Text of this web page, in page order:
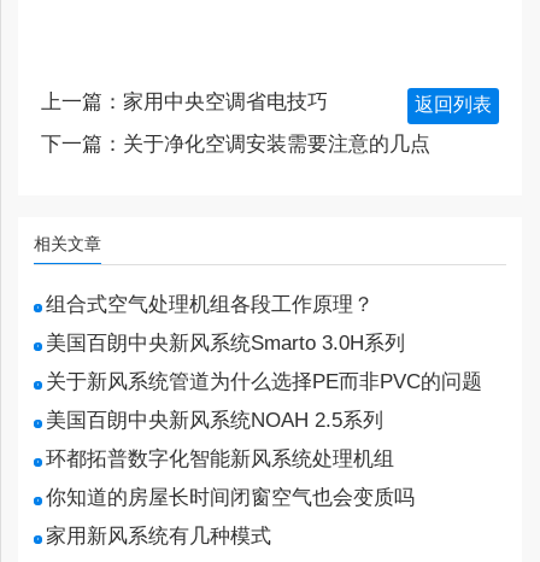
返回列表
上一篇： 家用中央空调省电技巧
下一篇： 关于净化空调安装需要注意的几点
相关文章
组合式空气处理机组各段工作原理？
美国百朗中央新风系统Smarto 3.0H系列
关于新风系统管道为什么选择PE而非PVC的问题
美国百朗中央新风系统NOAH 2.5系列
环都拓普数字化智能新风系统处理机组
你知道的房屋长时间闭窗空气也会变质吗
家用新风系统有几种模式